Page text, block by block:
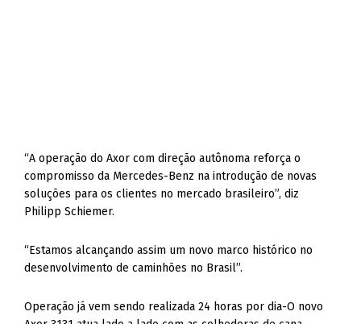
“A operação do Axor com direção autônoma reforça o
compromisso da Mercedes-Benz na introdução de novas
soluções para os clientes no mercado brasileiro”, diz
Philipp Schiemer.
“Estamos alcançando assim um novo marco histórico no
desenvolvimento de caminhões no Brasil”.
Operação já vem sendo realizada 24 horas por dia-O novo